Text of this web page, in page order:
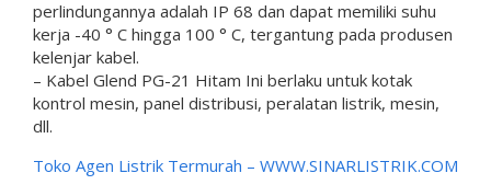
perlindungannya adalah IP 68 dan dapat memiliki suhu
kerja -40 ° C hingga 100 ° C, tergantung pada produsen
kelenjar kabel.
– Kabel Glend PG-21 Hitam Ini berlaku untuk kotak
kontrol mesin, panel distribusi, peralatan listrik, mesin,
dll.
Toko Agen Listrik Termurah – WWW.SINARLISTRIK.COM